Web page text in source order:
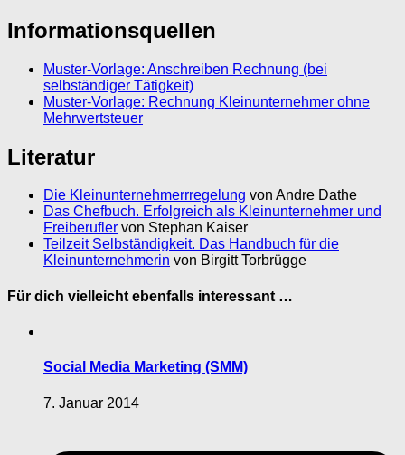
Informationsquellen
Muster-Vorlage: Anschreiben Rechnung (bei
selbständiger Tätigkeit)
Muster-Vorlage: Rechnung Kleinunternehmer ohne
Mehrwertsteuer
Literatur
Die Kleinunternehmerrregelung von Andre Dathe
Das Chefbuch. Erfolgreich als Kleinunternehmer und
Freiberufler von Stephan Kaiser
Teilzeit Selbständigkeit. Das Handbuch für die
Kleinunternehmerin von Birgitt Torbrügge
Für dich vielleicht ebenfalls interessant …
Social Media Marketing (SMM)
7. Januar 2014